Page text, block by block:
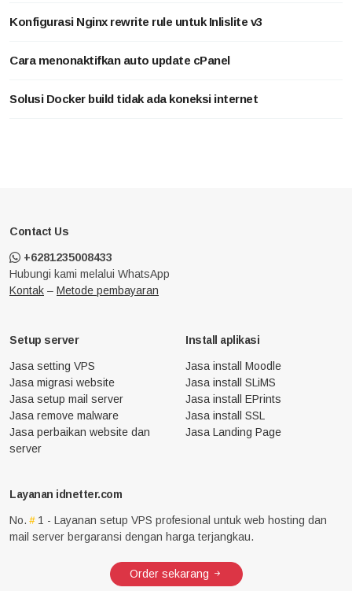
Konfigurasi Nginx rewrite rule untuk Inlislite v3
Cara menonaktifkan auto update cPanel
Solusi Docker build tidak ada koneksi internet
Contact Us
+6281235008433
Hubungi kami melalui WhatsApp
Kontak – Metode pembayaran
Setup server
Jasa setting VPS
Jasa migrasi website
Jasa setup mail server
Jasa remove malware
Jasa perbaikan website dan
server
Install aplikasi
Jasa install Moodle
Jasa install SLiMS
Jasa install EPrints
Jasa install SSL
Jasa Landing Page
Layanan idnetter.com
No.
1 - Layanan setup VPS profesional untuk web hosting dan
mail server bergaransi dengan harga terjangkau.
Order sekarang